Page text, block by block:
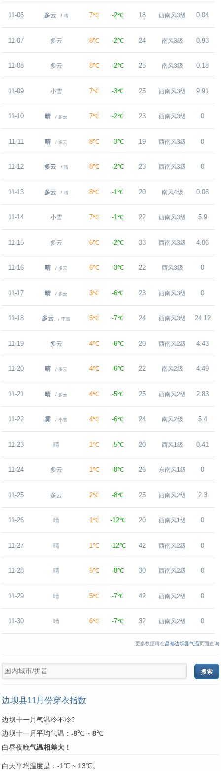
11-06 多云 / 晴 7℃ -2℃ 18 西南风3级 0.04
11-07 多云 8℃ -2℃ 24 南风3级 0.93
11-08 多云 8℃ -2℃ 25 南风3级 0.18
11-09 小雪 7℃ -3℃ 25 西南风3级 9.91
11-10 晴 / 多云 7℃ -2℃ 23 西南风3级 0
11-11 晴 / 多云 8℃ -3℃ 19 西南风3级 0
11-12 多云 / 晴 8℃ -2℃ 23 西南风3级 0
11-13 多云 / 晴 8℃ -1℃ 20 南风4级 0.06
11-14 小雪 7℃ -1℃ 22 西南风3级 5.9
11-15 多云 6℃ -2℃ 33 西南风3级 4.06
11-16 晴 / 多云 6℃ -3℃ 22 西风3级 0
11-17 晴 / 多云 3℃ -6℃ 23 西南风3级 0
11-18 多云 / 中雪 5℃ -7℃ 24 西南风3级 24.12
11-19 多云 4℃ -6℃ 20 西南风2级 4.43
11-20 晴 / 多云 4℃ -6℃ 22 南风2级 4.49
11-21 晴 / 多云 4℃ -5℃ 25 西南风2级 2.83
11-22 雾 / 小雪 4℃ -6℃ 24 南风2级 5.4
11-23 晴 1℃ -5℃ 20 西风1级 0.41
11-24 多云 1℃ -8℃ 26 东南风1级 0
11-25 多云 2℃ -8℃ 25 西南风2级 2.3
11-26 晴 1℃ -12℃ 20 西南风1级 0
11-27 晴 1℃ -12℃ 42 西南风2级 0
11-28 晴 5℃ -8℃ 30 西南风2级 0
11-29 晴 5℃ -7℃ 42 西南风2级 0
11-30 晴 6℃ -7℃ 32 西南风2级 0
更多数据请在昌都边坝县气温页面查询
边坝县11月份穿衣指数
边坝十一月气温冷不冷?
边坝十一月平均气温： -8℃ ~ 8℃
白昼夜晚气温相差大！
白天平均温度是：-1℃ ~ 13℃。